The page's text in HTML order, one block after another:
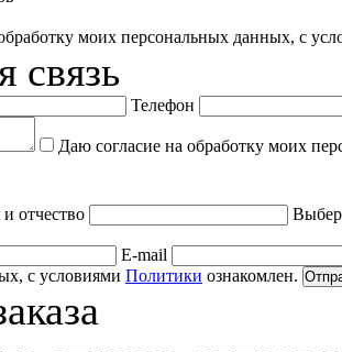
моих персональных данных, с
связь
Телефон
Даю согласие на обработку моих
отчество
E-mail
с условиями Политики ознакомлен.